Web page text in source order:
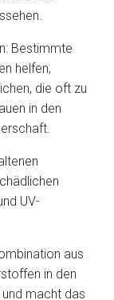
Bestimmte
helfen,
die oft zu
in den
UV-
aus
in den
macht das